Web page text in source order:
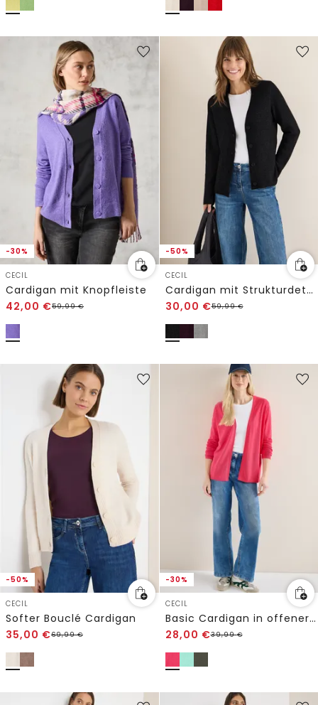
-30%
CECIL
Cardigan mit Knopfleiste
42,00 €59,99€
-50%
CECIL
Cardigan mit Strukturdetail
30,00 €59,99€
-50%
CECIL
Softer Bouclé Cardigan
35,00 €69,99€
-30%
CECIL
Basic Cardigan in offener Passform
28,00 €39,99€